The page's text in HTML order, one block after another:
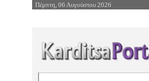
Επιστροφή στην Πλοήγηση
Πέμπτη, 06 Αυγούστου 2026